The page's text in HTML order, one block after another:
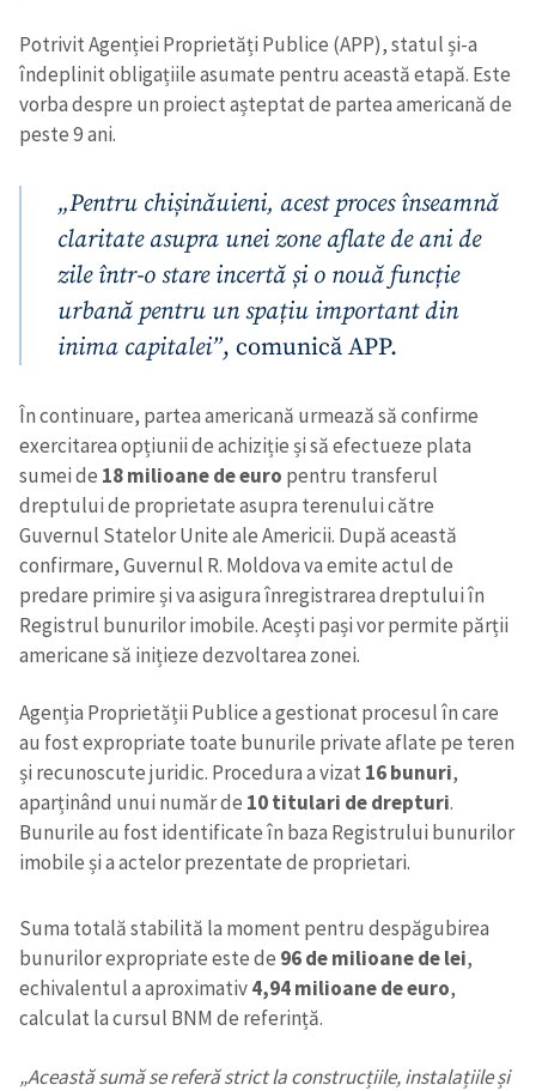
Potrivit Agenției Proprietăți Publice (APP), statul și-a
îndeplinit obligațiile asumate pentru această etapă. Este
vorba despre un proiect așteptat de partea americană de
peste 9 ani.
„Pentru chișinăuieni, acest proces înseamnă
claritate asupra unei zone aflate de ani de
zile într-o stare incertă și o nouă funcție
urbană pentru un spațiu important din
inima capitalei”, comunică APP.
În continuare, partea americană urmează să confirme
exercitarea opțiunii de achiziție și să efectueze plata
sumei de 18 milioane de euro pentru transferul
dreptului de proprietate asupra terenului către
Guvernul Statelor Unite ale Americii. După această
confirmare, Guvernul R. Moldova va emite actul de
predare primire și va asigura înregistrarea dreptului în
Registrul bunurilor imobile. Acești pași vor permite părții
americane să inițieze dezvoltarea zonei.
Agenția Proprietății Publice a gestionat procesul în care
au fost expropriate toate bunurile private aflate pe teren
și recunoscute juridic. Procedura a vizat 16 bunuri,
aparținând unui număr de 10 titulari de drepturi.
Bunurile au fost identificate în baza Registrului bunurilor
imobile și a actelor prezentate de proprietari.
Suma totală stabilită la moment pentru despăgubirea
bunurilor expropriate este de 96 de milioane de lei,
echivalentul a aproximativ4,94 milioane de euro,
calculat la cursul BNM de referință.
„Această sumă se referă strict la construcțiile, instalațiile și